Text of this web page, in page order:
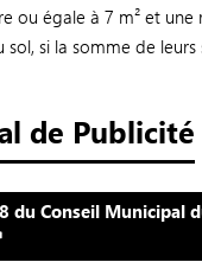
ou égale à 7 m² et
sol, si la somme de
de Publicité
du Conseil Municipal